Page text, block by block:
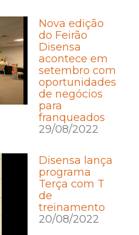
Nova edição
do Feirão
Disensa
acontece em
setembro com
oportunidades
de negócios
para
franqueados
29/08/2022
Disensa lança
programa
Terça com T
de
treinamento
20/08/2022